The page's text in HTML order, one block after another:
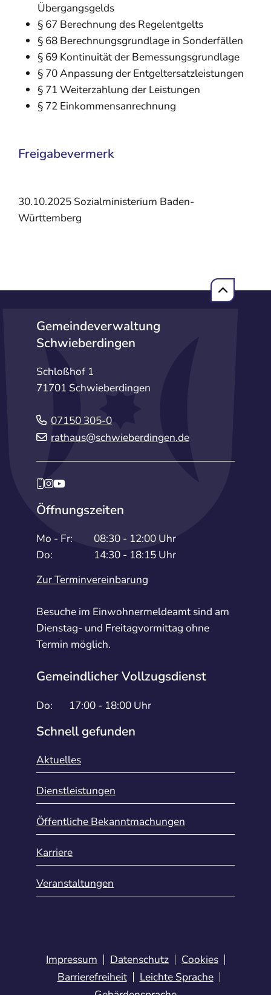
Übergangsgelds
§ 67 Berechnung des Regelentgelts
§ 68 Berechnungsgrundlage in Sonderfällen
§ 69 Kontinuität der Bemessungsgrundlage
§ 70 Anpassung der Entgeltersatzleistungen
§ 71 Weiterzahlung der Leistungen
§ 72 Einkommensanrechnung
Freigabevermerk
30.10.2025 Sozialministerium Baden-
Württemberg
Gemeindeverwaltung
Schwieberdingen
Schloßhof 1
71701 Schwieberdingen
07150 305-0
rathaus@schwieberdingen.de
Öffnungszeiten
Mo - Fr:
08:30 - 12:00 Uhr
Do:
14:30 - 18:15 Uhr
Zur Terminvereinbarung
Besuche im Einwohnermeldeamt sind am
Dienstag- und Freitagvormittag ohne
Termin möglich.
Gemeindlicher Vollzugsdienst
Do: 17:00 - 18:00 Uhr
Schnell gefunden
Aktuelles
Dienstleistungen
Öffentliche Bekanntmachungen
Karriere
Veranstaltungen
Impressum Datenschutz
Cookies
Barrierefreiheit
Leichte Sprache